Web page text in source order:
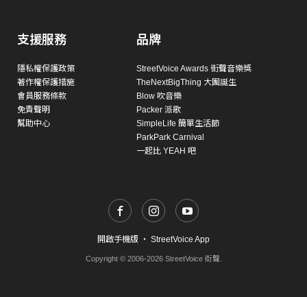
支援服務
隱私權保護政策
著作權保護措施
會員服務條款
免責聲明
幫助中心
品牌
StreetVoice Awards 街聲音樂獎
TheNextBigThing 大團誕生
Blow 吹音樂
Packer 派歌
SimpleLife 簡單生活節
ParkPark Carnival
一起比 YEAH 吧
開啟手機版 ・ StreetVoice App
Copyright © 2006-2026 StreetVoice 街聲.